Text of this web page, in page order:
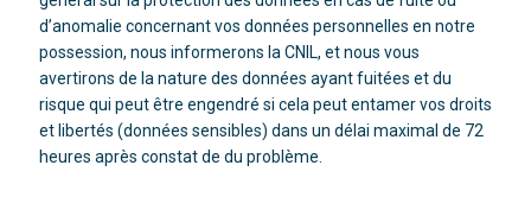
d’anomalie concernant vos données personnelles en notre
possession, nous informerons la CNIL, et nous vous
avertirons de la nature des données ayant fuitées et du
risque qui peut être engendré si cela peut entamer vos droits
et libertés (données sensibles) dans un délai maximal de 72
heures après constat de du problème.